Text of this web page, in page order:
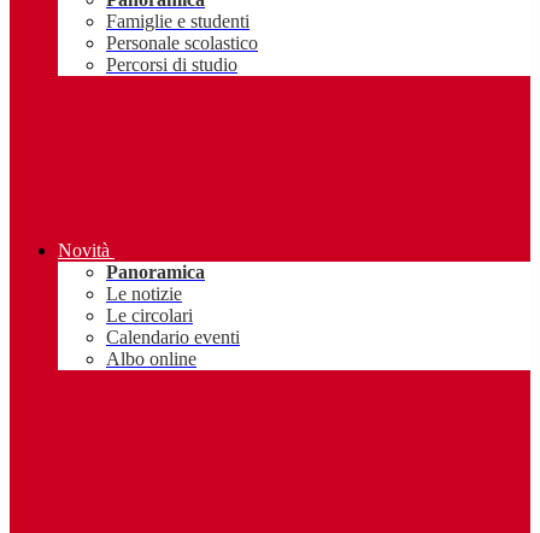
Famiglie e studenti
Personale scolastico
Percorsi di studio
Novità
Panoramica
Le notizie
Le circolari
Calendario eventi
Albo online